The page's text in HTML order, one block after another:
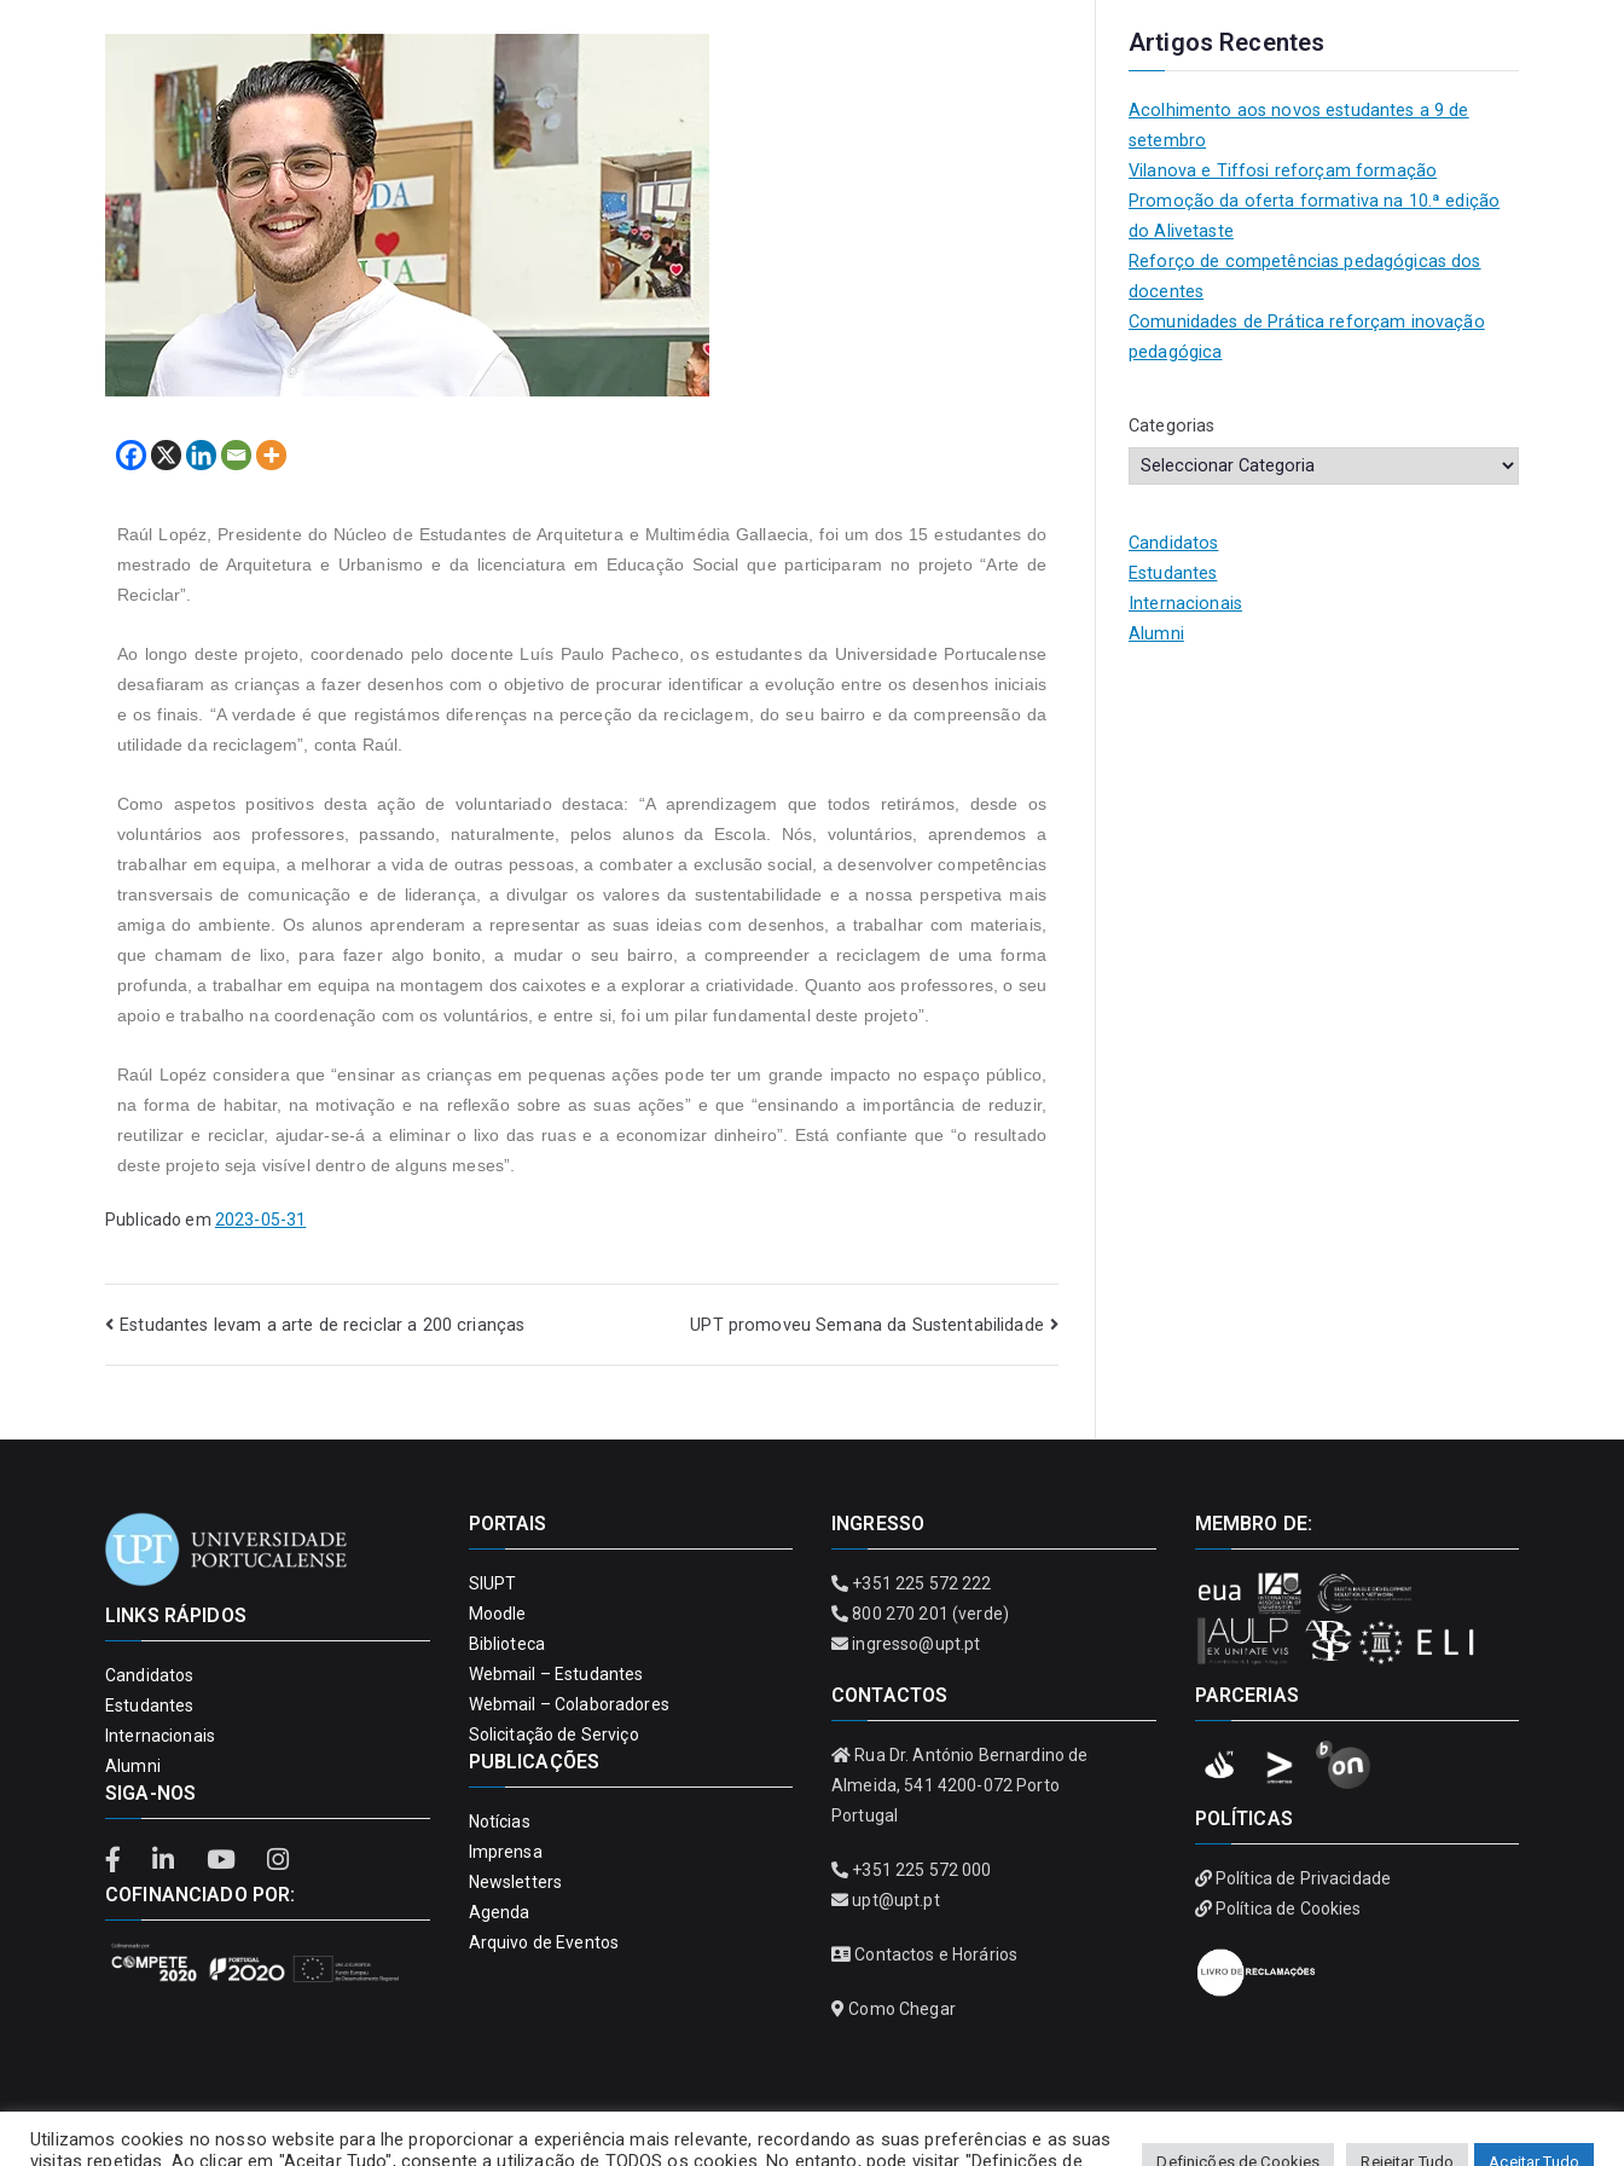
Raúl Lopéz, Presidente do Núcleo de Estudantes de Arquitetura e Multimédia Gallaecia, foi um dos 15 estudantes do
mestrado de Arquitetura e Urbanismo e da licenciatura em Educação Social que participaram no projeto “Arte de
Reciclar”.
Ao longo deste projeto, coordenado pelo docente Luís Paulo Pacheco, os estudantes da Universidade Portucalense
desafiaram as crianças a fazer desenhos com o objetivo de procurar identificar a evolução entre os desenhos iniciais
e os finais. “A verdade é que registámos diferenças na perceção da reciclagem, do seu bairro e da compreensão da
utilidade da reciclagem”, conta Raúl.
Como aspetos positivos desta ação de voluntariado destaca: “A aprendizagem que todos retirámos, desde os
voluntários aos professores, passando, naturalmente, pelos alunos da Escola. Nós, voluntários, aprendemos a
trabalhar em equipa, a melhorar a vida de outras pessoas, a combater a exclusão social, a desenvolver competências
transversais de comunicação e de liderança, a divulgar os valores da sustentabilidade e a nossa perspetiva mais
amiga do ambiente. Os alunos aprenderam a representar as suas ideias com desenhos, a trabalhar com materiais,
que chamam de lixo, para fazer algo bonito, a mudar o seu bairro, a compreender a reciclagem de uma forma
profunda, a trabalhar em equipa na montagem dos caixotes e a explorar a criatividade. Quanto aos professores, o seu
apoio e trabalho na coordenação com os voluntários, e entre si, foi um pilar fundamental deste projeto”.
Raúl Lopéz considera que “ensinar as crianças em pequenas ações pode ter um grande impacto no espaço público,
na forma de habitar, na motivação e na reflexão sobre as suas ações” e que “ensinando a importância de reduzir,
reutilizar e reciclar, ajudar-se-á a eliminar o lixo das ruas e a economizar dinheiro”. Está confiante que “o resultado
deste projeto seja visível dentro de alguns meses”.
Publicado em 2023-05-31
Estudantes levam a arte de reciclar a 200 crianças UPT promoveu Semana da Sustentabilidade
Artigos Recentes
Acolhimento aos novos estudantes a 9 de
setembro
Vilanova e Tiffosi reforçam formação
Promoção da oferta formativa na 10.ª edição
do Alivetaste
Reforço de competências pedagógicas dos
docentes
Comunidades de Prática reforçam inovação
pedagógica
Categorias
Candidatos
Estudantes
Internacionais
Alumni
LINKS RÁPIDOS
Candidatos
Estudantes
Internacionais
Alumni
SIGA-NOS
COFINANCIADO POR:
PORTAIS
SIUPT
Moodle
Biblioteca
Webmail – Estudantes
Webmail – Colaboradores
Solicitação de Serviço
PUBLICAÇÕES
Notícias
Imprensa
Newsletters
Agenda
Arquivo de Eventos
INGRESSO
+351 225 572 222
800 270 201 (verde)
ingresso@upt.pt
CONTACTOS
Rua Dr. António Bernardino de
Almeida, 541 4200-072 Porto
Portugal
+351 225 572 000
upt@upt.pt
Contactos e Horários
Como Chegar
MEMBRO DE:
PARCERIAS
POLÍTICAS
Política de Privacidade
Política de Cookies
Utilizamos cookies no nosso website para lhe proporcionar a experiência mais relevante, recordando as suas preferências e as suas
visitas repetidas. Ao clicar em "Aceitar Tudo", consente a utilização de TODOS os cookies. No entanto, pode visitar "Definições de
Definições de Cookies Rejeitar Tudo Aceitar Tudo